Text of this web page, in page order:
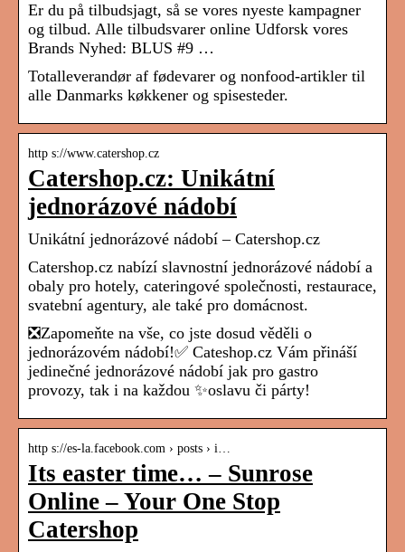
Er du på tilbudsjagt, så se vores nyeste kampagner
og tilbud. Alle tilbudsvarer online Udforsk vores
Brands Nyhed: BLUS #9 …
Totalleverandør af fødevarer og nonfood-artikler til
alle Danmarks køkkener og spisesteder.
http s://www.catershop.cz
Catershop.cz: Unikátní
jednorázové nádobí
Unikátní jednorázové nádobí – Catershop.cz
Catershop.cz nabízí slavnostní jednorázové nádobí a
obaly pro hotely, cateringové společnosti, restaurace,
svatební agentury, ale také pro domácnost.
❎Zapomeňte na vše, co jste dosud věděli o
jednorázovém nádobí!✅ Cateshop.cz Vám přináší
jedinečné jednorázové nádobí jak pro gastro
provozy, tak i na každou ✨oslavu či párty!
http s://es-la.facebook.com › posts › i…
Its easter time… – Sunrose
Online – Your One Stop
Catershop